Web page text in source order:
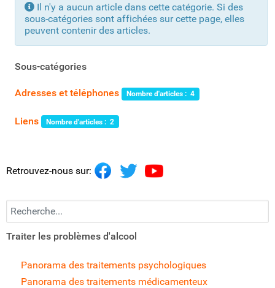
Info
Il n'y a aucun article dans cette catégorie. Si des
sous-catégories sont affichées sur cette page, elles
peuvent contenir des articles.
Sous-catégories
Adresses et téléphones Nombre d'articles : 4
Liens Nombre d'articles : 2
Retrouvez-nous sur:
Recherchez...
Traiter les problèmes d'alcool
Panorama des traitements psychologiques
Panorama des traitements médicamenteux